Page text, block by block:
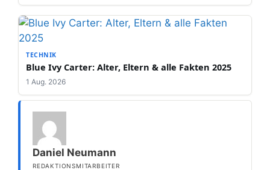
TECHNIK
Blue Ivy Carter: Alter, Eltern & alle Fakten 2025
1 Aug. 2026
Daniel Neumann
REDAKTIONSMITARBEITER